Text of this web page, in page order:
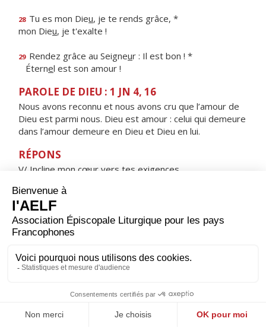
28 Tu es mon Dieu, je te rends grâce, *
mon Dieu, je t'exalte !
29 Rendez grâce au Seigneur : Il est bon ! *
Éternel est son amour !
PAROLE DE DIEU : 1 JN 4, 16
Nous avons reconnu et nous avons cru que l’amour de
Dieu est parmi nous. Dieu est amour : celui qui demeure
dans l’amour demeure en Dieu et Dieu en lui.
RÉPONS
V/ Incline mon cœur vers tes exigences,
ORAISON
Tu protèges, Seigneur, ceux qui comptent sur toi ; sans
toi rien n'est fort et rien n'est saint : multiplie pour nous
en faisant un bon usage des biens qui passent, nous
puissions déjà nous attacher à ceux qui demeurent.